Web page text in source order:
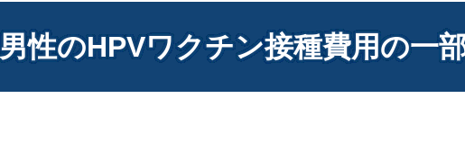
男性のHPVワクチン接種費用の一